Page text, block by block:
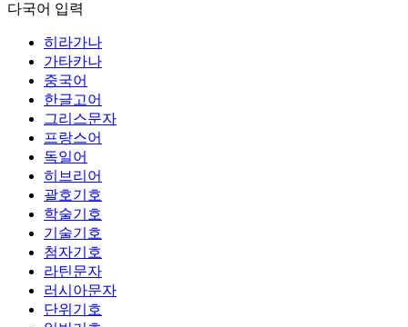
다국어 입력
히라가나
가타카나
중국어
한글고어
그리스문자
프랑스어
독일어
히브리어
괄호기호
학술기호
기술기호
첨자기호
라틴문자
러시아문자
단위기호